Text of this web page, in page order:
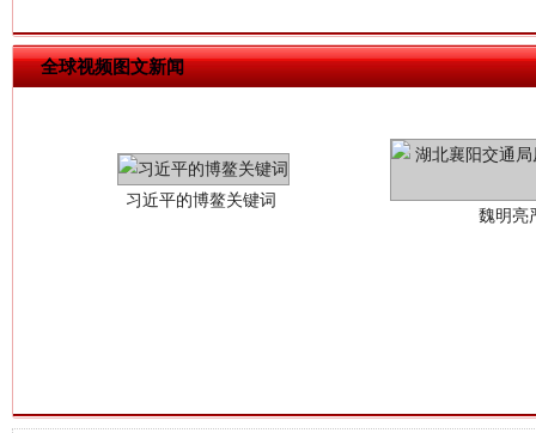
全球视频图文新闻